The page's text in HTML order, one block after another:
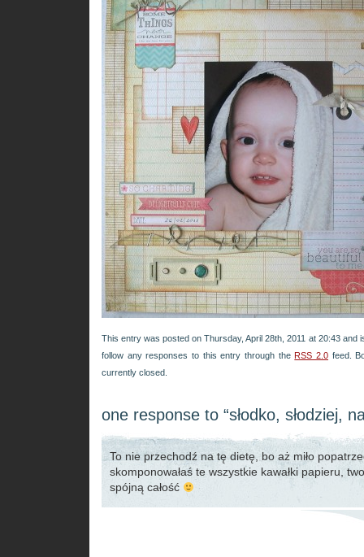
This entry was posted on Thursday, April 28th, 2011 at 20:43 and
follow any responses to this entry through the RSS 2.0 feed.
currently closed.
one response to “słodko, słodziej,
To nie przechodź na tę dietę, bo aż miło
skomponowałaś te wszystkie kawałki papieru,
spójną całość